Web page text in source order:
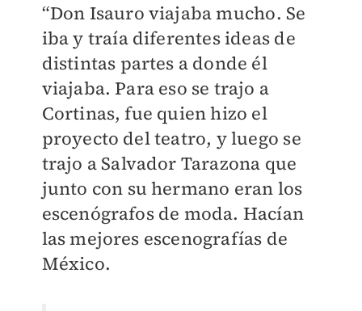
“Don Isauro viajaba mucho. Se
iba y traía diferentes ideas de
distintas partes a donde él
viajaba. Para eso se trajo a
Cortinas, fue quien hizo el
proyecto del teatro, y luego se
trajo a Salvador Tarazona que
junto con su hermano eran los
escenógrafos de moda. Hacían
las mejores escenografías de
México.